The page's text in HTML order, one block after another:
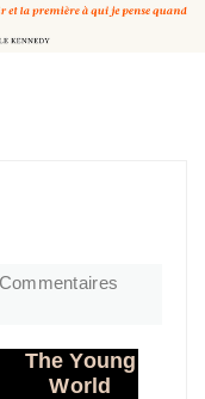
The Young
World